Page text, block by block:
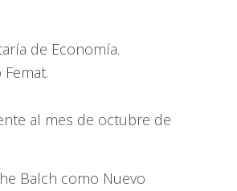
de Economía.
al mes de octubre de
Balch como Nuevo